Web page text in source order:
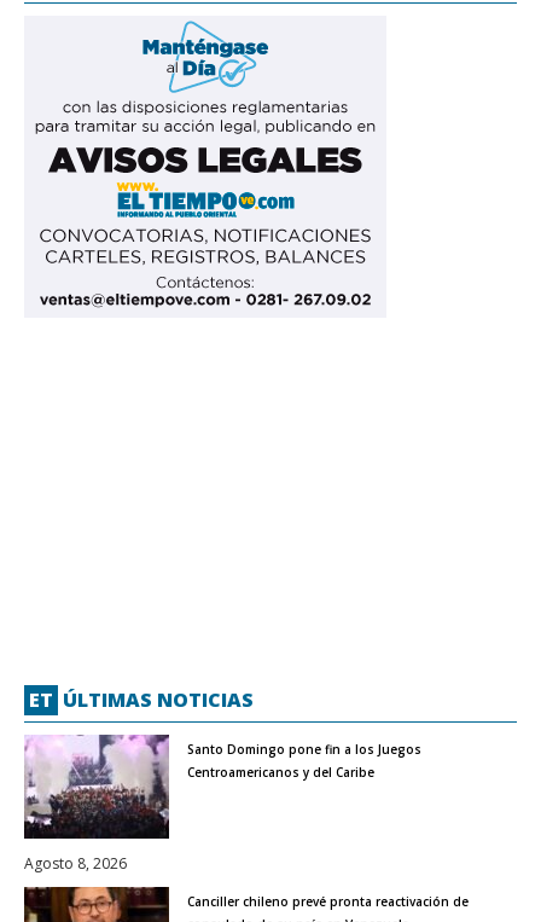
ET ÚLTIMAS NOTICIAS
Santo Domingo pone fin a los Juegos
Centroamericanos y del Caribe
Agosto 8, 2026
Canciller chileno prevé pronta reactivación de